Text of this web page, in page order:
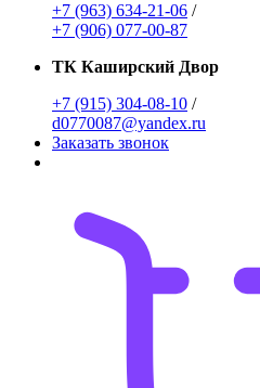
+7 (963) 634-21-06 /
+7 (906) 077-00-87
ТК Каширский Двор
+7 (915) 304-08-10 /
d0770087@yandex.ru
Заказать звонок